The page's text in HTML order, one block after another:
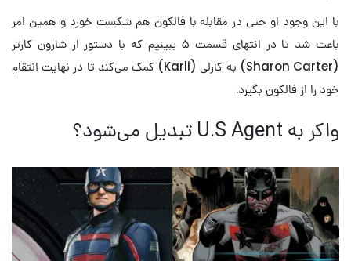
با این وجود او حتی در مقابله با فالکون هم شکست خورد و همین امر
باعث شد تا در انتهای قسمت ۵ ببینیم که با دستور از شارون کارتر
(Sharon Carter) به کارلی (Karli) کمک می‌کند تا در نهایت انتقام
خود را از فالکون بگیرد.
واکر به U.S Agent تبدیل می‌شود؟